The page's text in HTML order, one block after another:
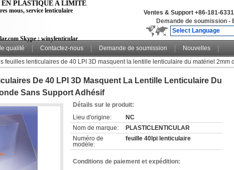
PLASTIQUE A LIMITÉ
mous, service lenticulaire
Skype : winylenticular
Ventes & Support +86-181-
Demande de soumission -
Select Language
qualité Contactez-nous Demande de soumission
Nouvelles
feuilles lenticulaires de 40 LPI 3D masquent la lentille lenticulaire du matériel 2mm
De 40 LPI 3D Masquent La Lentille Lenticulaire Du
Sans Support Adhésif
Détails sur le produit:
Lieu d'origine:
NC
Nom de marque:
PLASTICLENTICULAR
Numéro de
modèle:
feuille 40lpi lenticulaire
Conditions de paiement et expédition: